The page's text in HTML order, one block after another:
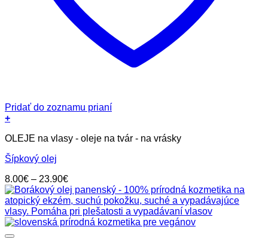
Pridať do zoznamu prianí
+
produkt
viacero
Možnosti
si
môžete
vybrať
na
stránke
OLEJE na vlasy - oleje na tvár - na vrásky
Šípkový olej
8.00€ – 23.90€Price
range:
8.00€
through
23.90€